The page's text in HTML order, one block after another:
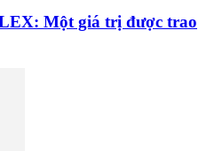
Một giá trị được trao